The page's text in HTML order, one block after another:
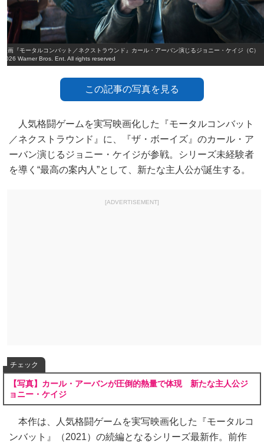
映画『モータルコンバット／ネクストラウンド』カール・アーバン演じるジョニー・ケイジ（C）
2026 Warner Bros. Ent. All rights reserved
この記事の写真を見る
人気格闘ゲームを実写映画化した『モータルコンバット
／ネクストラウンド』に、『ザ・ボーイズ』のカール・ア
ーバン演じるジョニー・ケイジが参戦。シリーズ未経験者
を導く“最高の案内人”として、新たな主人公が誕生する。
[ADVERTISEMENT]
チェック
【写真】カール・アーバンが圧倒的熱量で体現 新たな主人公ジ
ョニー・ケイジ
本作は、人気格闘ゲームを実写映画化した『モータルコ
ンバット』（2021）の続編となるシリーズ最新作。前作